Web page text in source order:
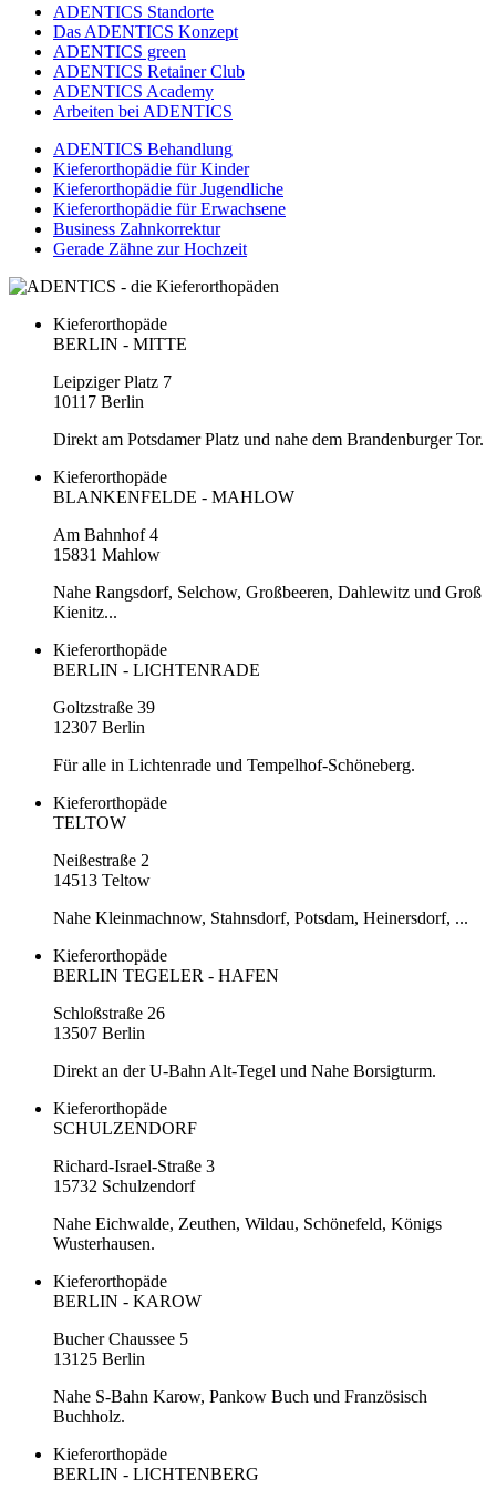
ADENTICS Standorte
Das ADENTICS Konzept
ADENTICS green
ADENTICS Retainer Club
ADENTICS Academy
Arbeiten bei ADENTICS
ADENTICS Behandlung
Kieferorthopädie für Kinder
Kieferorthopädie für Jugendliche
Kieferorthopädie für Erwachsene
Business Zahnkorrektur
Gerade Zähne zur Hochzeit
Kieferorthopäde
BERLIN - MITTE
Leipziger Platz 7
10117 Berlin
Direkt am Potsdamer Platz und nahe dem Brandenburger Tor.
Kieferorthopäde
BLANKENFELDE - MAHLOW
Am Bahnhof 4
15831 Mahlow
Nahe Rangsdorf, Selchow, Großbeeren, Dahlewitz und Groß
Kienitz...
Kieferorthopäde
BERLIN - LICHTENRADE
Goltzstraße 39
12307 Berlin
Für alle in Lichtenrade und Tempelhof-Schöneberg.
Kieferorthopäde
TELTOW
Neißestraße 2
14513 Teltow
Nahe Kleinmachnow, Stahnsdorf, Potsdam, Heinersdorf, ...
Kieferorthopäde
BERLIN TEGELER - HAFEN
Schloßstraße 26
13507 Berlin
Direkt an der U-Bahn Alt-Tegel und Nahe Borsigturm.
Kieferorthopäde
SCHULZENDORF
Richard-Israel-Straße 3
15732 Schulzendorf
Nahe Eichwalde, Zeuthen, Wildau, Schönefeld, Königs
Wusterhausen.
Kieferorthopäde
BERLIN - KAROW
Bucher Chaussee 5
13125 Berlin
Nahe S-Bahn Karow, Pankow Buch und Französisch
Buchholz.
Kieferorthopäde
BERLIN - LICHTENBERG